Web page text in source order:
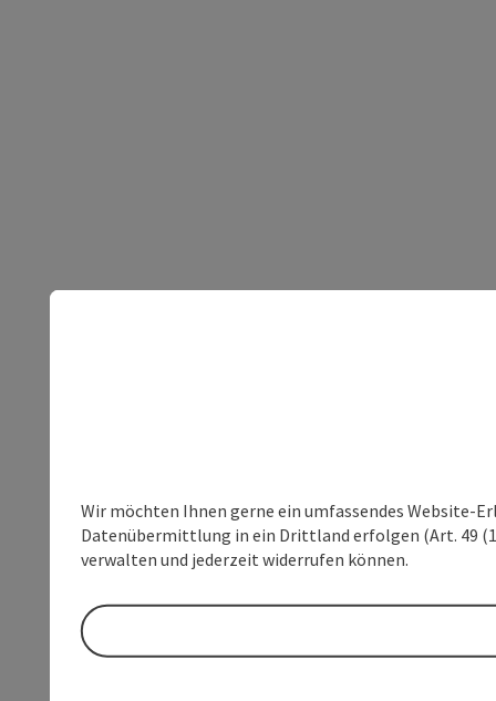
Wir möchten Ihnen gerne ein umfassendes Website-
Datenübermittlung in ein Drittland erfolgen (Art. 49
verwalten und jederzeit widerrufen können.